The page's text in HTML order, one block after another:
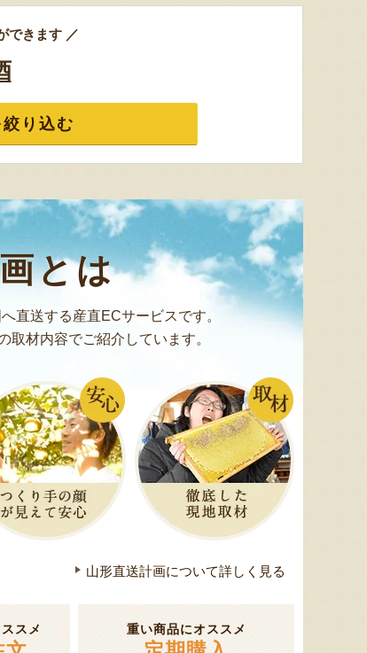
できます ／
り込む
とは
直送する産直ECサービスです。
材内容でご紹介しています。
山形直送計画について詳しく見る
スメ 重い商品にオススメ
色をテーマに、素材の
わりました。箱を開け
切な方への贈り物にも
スゼリー
『たかはたファーム』
の」。存在感のある大きさ
予約注文：山形県産トウモロコ
シ「おおもの」
『長岡ファーム』
8日 22:00 [東京都] 8月8日 21:40 [東京都]
リ（特別栽培米）